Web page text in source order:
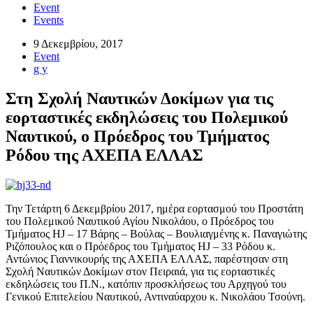
Event
Events
9 Δεκεμβρίου, 2017
Event
g y
Στη Σχολή Ναυτικών Δοκίμων για τις
εορταστικές εκδηλώσεις του Πολεμικού
Ναυτικού, ο Πρόεδρος του Τμήματος
Ρόδου της ΑΧΕΠΑ ΕΛΛΑΣ
Την Τετάρτη 6 Δεκεμβρίου 2017, ημέρα εορτασμού του Προστάτη
του Πολεμικού Ναυτικού Αγίου Νικολάου, ο Πρόεδρος του
Τμήματος HJ – 17 Βάρης – Βούλας – Βουλιαγμένης κ. Παναγιώτης
Ριζόπουλος και ο Πρόεδρος του Τμήματος HJ – 33 Ρόδου κ.
Αντώνιος Γιαννικουρής της ΑΧΕΠΑ ΕΛΛΑΣ, παρέστησαν στη
Σχολή Ναυτικών Δοκίμων στον Πειραιά, για τις εορταστικές
εκδηλώσεις του Π.Ν., κατόπιν προσκλήσεως του Αρχηγού του
Γενικού Επιτελείου Ναυτικού, Αντιναύαρχου κ. Νικολάου Τσούνη.